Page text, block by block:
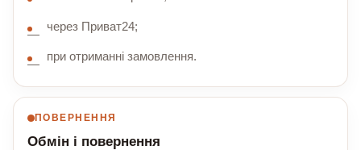
через Приват24;
при отриманні замовлення.
ПОВЕРНЕННЯ
Обмін і повернення